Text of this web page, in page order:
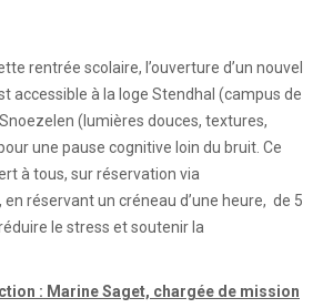
rentrée scolaire, l’ouverture d’un nouvel
accessible à la loge Stendhal (campus de
(lumières douces, textures,
une pause cognitive loin du bruit. Ce
à tous, sur réservation via
réservant un créneau d’une heure, de 5
le stress et soutenir la
: Marine Saget, chargée de mission